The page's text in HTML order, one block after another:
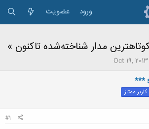
ورود عضویت
مدار شناخته‌شده تاکنون »
ت
ر
ی
خ
Oct 19, 2013
***
کاربر ممتاز
#1